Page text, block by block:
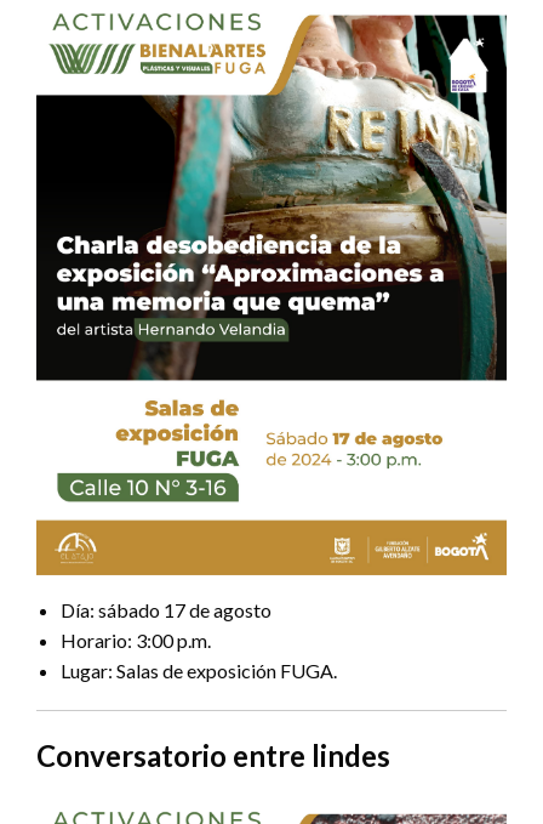
Día: sábado 17 de agosto
Horario: 3:00 p.m.
Lugar: Salas de exposición FUGA.
Conversatorio entre lindes